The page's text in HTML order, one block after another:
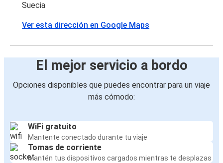
Suecia
Ver esta dirección en Google Maps
El mejor servicio a bordo
Opciones disponibles que puedes encontrar para un viaje
más cómodo:
WiFi gratuito
Mantente conectado durante tu viaje
Tomas de corriente
Mantén tus dispositivos cargados mientras te desplazas